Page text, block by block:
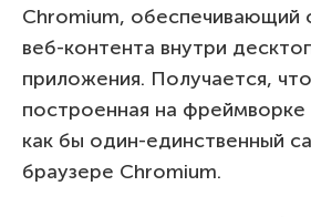
Chromium, обеспечивающий
веб-контента внутри
приложения. Получается,
построенная на
как бы один-единственный
браузере Chromium.